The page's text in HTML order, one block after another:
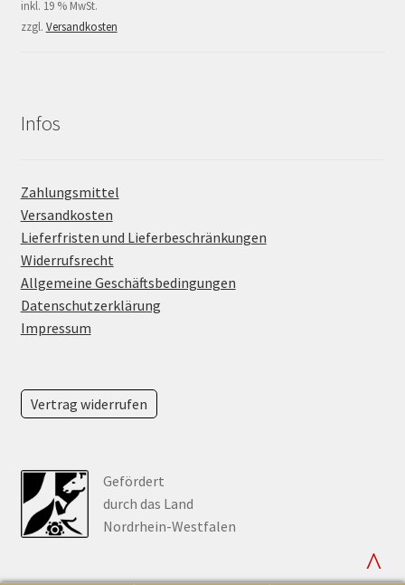
inkl. 19 % MwSt.
zzgl. Versandkosten
Infos
Zahlungsmittel
Versandkosten
Lieferfristen und Lieferbeschränkungen
Widerrufsrecht
Allgemeine Geschäftsbedingungen
Datenschutzerklärung
Impressum
Vertrag widerrufen
Gefördert
durch das Land
Nordrhein-Westfalen
^